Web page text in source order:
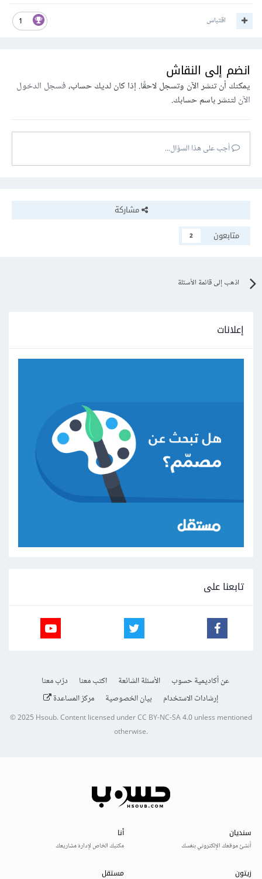
1 اقتباس
انضم إلى النقاش
يمكنك أن تنشر الآن وتسجل لاحقًا. إذا كان لديك حساب،فسجل الدخول
الآنلتنشر باسم حسابك.
أجب على هذا السؤال...
مشاركة
متابعون
2
اذهب إلى قائمة الأسئلة
إعلانات
تابعنا على
عن أكاديمية حسوب الأسئلة الشائعة اكتب معنا
درّب معنا
إرشادات الاستخدام
بيان الخصوصية مركز المساعدة
© 2025Hsoub.Content licensed underCC BY-NC-SA 4.0unless mentioned
otherwise.